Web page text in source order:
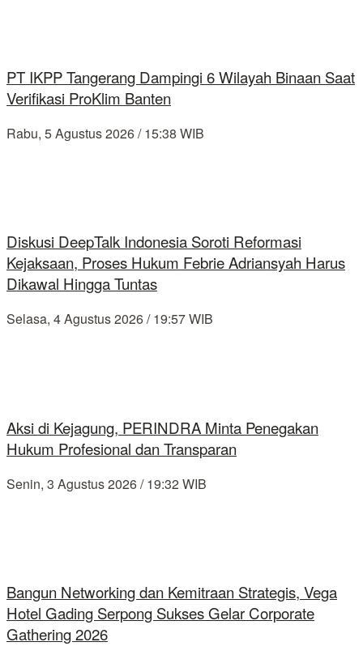
PT IKPP Tangerang Dampingi 6 Wilayah Binaan Saat
Verifikasi ProKlim Banten
Rabu, 5 Agustus 2026 / 15:38 WIB
Diskusi DeepTalk Indonesia Soroti Reformasi
Kejaksaan, Proses Hukum Febrie Adriansyah Harus
Dikawal Hingga Tuntas
Selasa, 4 Agustus 2026 / 19:57 WIB
Aksi di Kejagung, PERINDRA Minta Penegakan
Hukum Profesional dan Transparan
Senin, 3 Agustus 2026 / 19:32 WIB
Bangun Networking dan Kemitraan Strategis, Vega
Hotel Gading Serpong Sukses Gelar Corporate
Gathering 2026